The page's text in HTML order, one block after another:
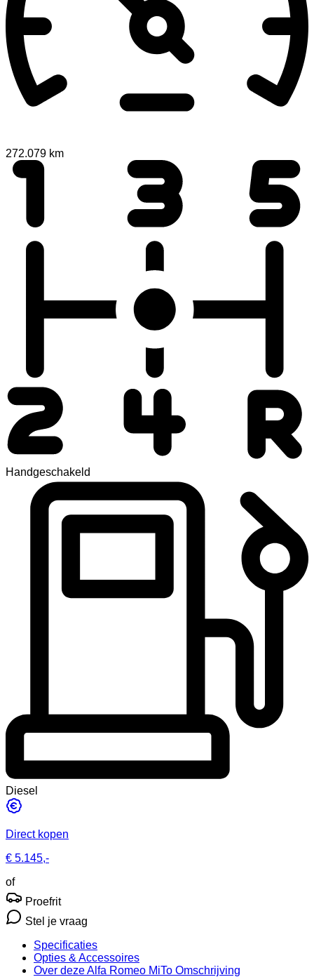
272.079 km
Handgeschakeld
Diesel
Direct kopen
€ 5.145,-
of
Proefrit
Stel je vraag
Specificaties
Opties & Accessoires
Over deze Alfa Romeo MiTo Omschrijving